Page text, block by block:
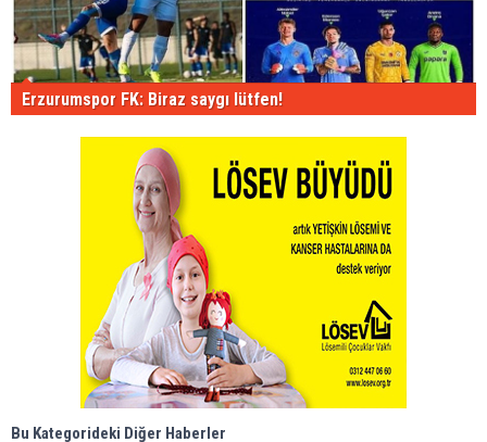
Erzurumspor FK: Biraz saygı lütfen!
Bu Kategorideki Diğer Haberler